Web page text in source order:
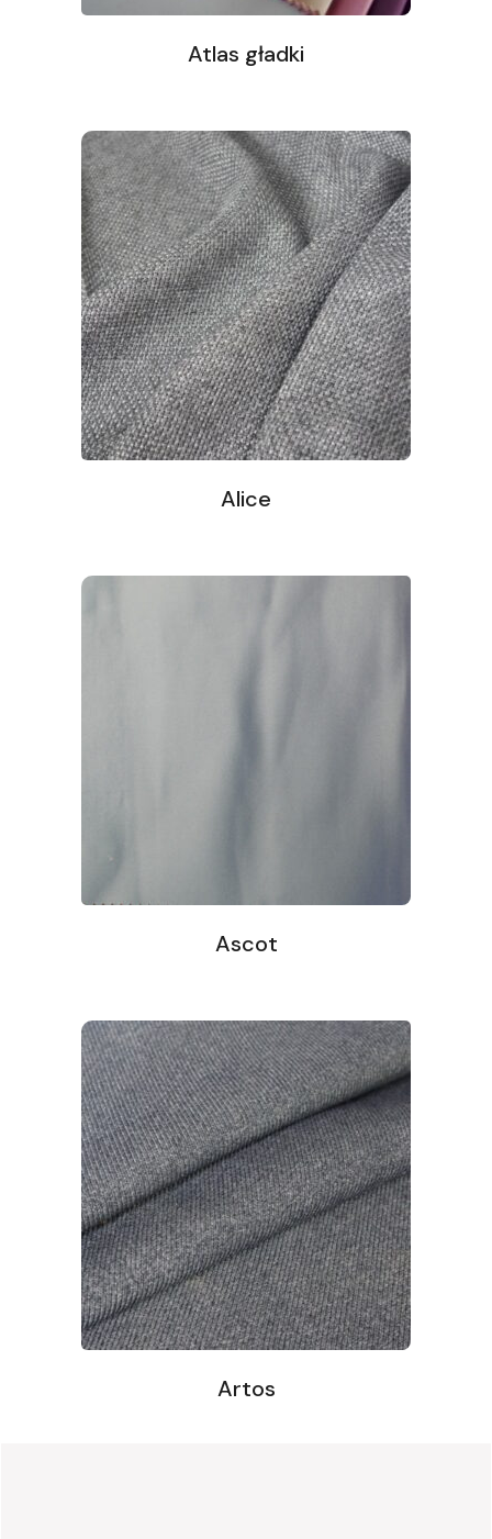
Atlas gładki
Alice
Ascot
Artos